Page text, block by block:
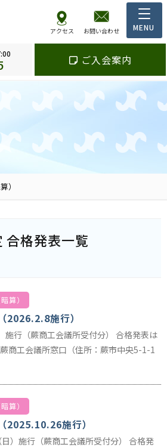
アクセス お問い合わせ
ご入会案内
）
合格発表一覧
算）
2026.2.8施行）
施行（蕨商工会議所受付分） 合格発表は
商工会議所窓口（住所：蕨市中央5-1-1
算）
2025.10.26施行）
）施行（蕨商工会議所受付分） 合格発